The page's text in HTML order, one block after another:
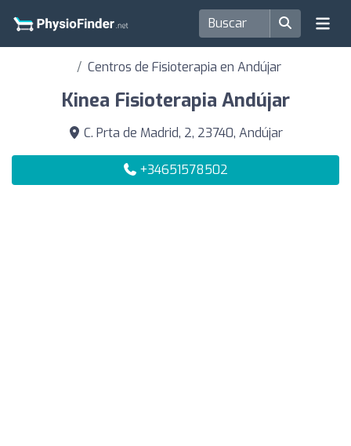
Centros de Fisioterapia en Andújar
Kinea Fisioterapia Andújar
C. Prta de Madrid, 2, 23740, Andújar
+34651578502